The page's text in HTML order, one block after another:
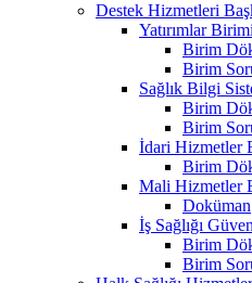
Destek Hizmetleri
Yatırımlar Birimi
Birim
Birim
Sağlık Bilgi
Birim
Birim
İdari Hizmetler
Birim
Mali Hizmetler
Doküman
İş Sağlığı
Birim
Birim